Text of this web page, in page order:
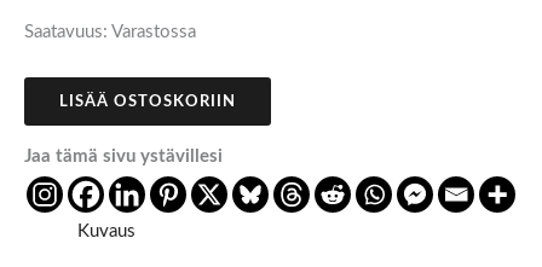
Saatavuus: Varastossa
LISÄÄ OSTOSKORIIN
Jaa tämä sivu ystävillesi
Kuvaus